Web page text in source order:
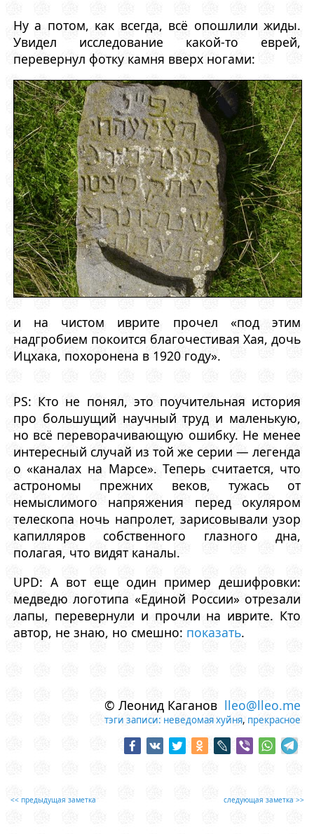
Ну а потом, как всегда, всё опошлили жиды.
Увидел исследование какой-то еврей,
перевернул фотку камня вверх ногами:
и на чистом иврите прочел «под этим
надгробием покоится благочестивая Хая, дочь
Ицхака, похоронена в 1920 году».
PS: Кто не понял, это поучительная история
про большущий научный труд и маленькую,
но всё переворачивающую ошибку. Не менее
интересный случай из той же серии — легенда
о «каналах на Марсе». Теперь считается, что
астрономы прежних веков, тужась от
немыслимого напряжения перед окуляром
телескопа ночь напролет, зарисовывали узор
капилляров собственного глазного дна,
полагая, что видят каналы.
UPD: А вот еще один пример дешифровки:
медведю логотипа «Единой России» отрезали
лапы, перевернули и прочли на иврите. Кто
автор, не знаю, но смешно: показать.
© Леонид Каганов lleo@lleo.me
тэги записи: неведомая хуйня, прекрасное
<< предыдущая заметка следующая заметка >>